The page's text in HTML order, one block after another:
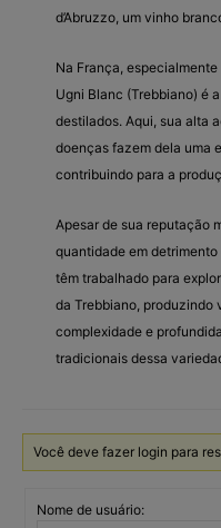
d’Abruzzo, um vinho
Na França,
Ugni Blanc (Trebbiano) é
destilados. Aqui, sua alta
doenças fazem dela uma
contribuindo para a
Apesar de sua reputação
quantidade em
têm trabalhado para
da Trebbiano, produzindo
complexidade e
tradicionais dessa
Você deve fazer login para
Nome de usuário: